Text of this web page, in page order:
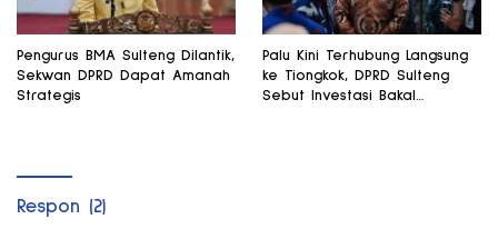
Pengurus BMA Sulteng Dilantik,
Sekwan DPRD Dapat Amanah
Strategis
Palu Kini Terhubung Langsung
ke Tiongkok, DPRD Sulteng
Sebut Investasi Bakal
Respon (2)